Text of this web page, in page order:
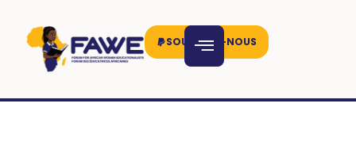
SOUTENEZ-NOUS